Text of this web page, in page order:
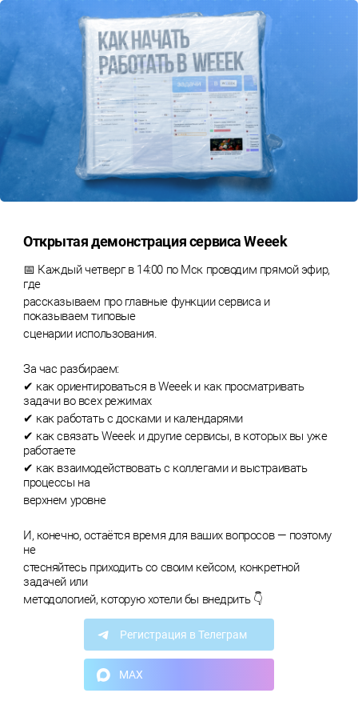
Открытая демонстрация сервиса Weeek
📅 Каждый четверг в 14:00 по Мск проводим прямой эфир,
где
рассказываем про главные функции сервиса и
показываем типовые
сценарии использования.
За час разбираем:
✔ как ориентироваться в Weeek и как просматривать
задачи во всех режимах
✔ как работать с досками и календарями
✔ как связать Weeek и другие сервисы, в которых вы уже
работаете
✔ как взаимодействовать с коллегами и выстраивать
процессы на
верхнем уровне
И, конечно, остаётся время для ваших вопросов — поэтому
не
стесняйтесь приходить со своим кейсом, конкретной
задачей или
методологией, которую хотели бы внедрить 👇
Регистрация в Телеграм
MAX